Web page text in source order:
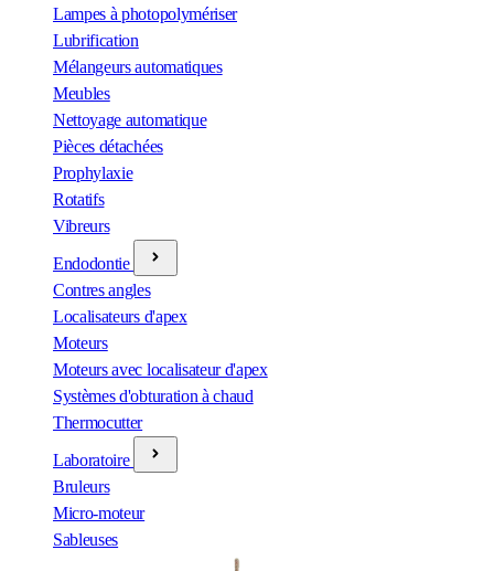
Lampes à photopolymériser
Lubrification
Mélangeurs automatiques
Meubles
Nettoyage automatique
Pièces détachées
Prophylaxie
Rotatifs
Vibreurs
Endodontie
Contres angles
Localisateurs d'apex
Moteurs
Moteurs avec localisateur d'apex
Systèmes d'obturation à chaud
Thermocutter
Laboratoire
Bruleurs
Micro-moteur
Sableuses